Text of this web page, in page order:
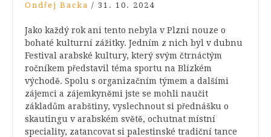
Ondřej Backa / 31. 10. 2024
Jako každý rok ani tento nebyla v Plzni nouze o
bohaté kulturní zážitky. Jedním z nich byl v dubnu
Festival arabské kultury, který svým čtrnáctým
ročníkem představil téma sportu na Blízkém
východě. Spolu s organizačním týmem a dalšími
zájemci a zájemkyněmi jste se mohli naučit
základům arabštiny, vyslechnout si přednášku o
skautingu v arabském světě, ochutnat místní
speciality, zatancovat si palestinské tradiční tance